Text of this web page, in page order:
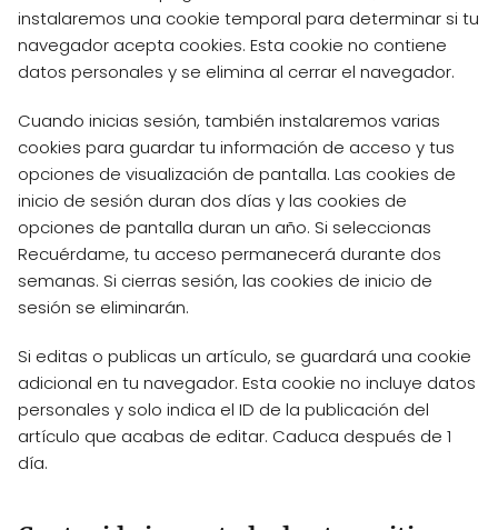
instalaremos una cookie temporal para determinar si tu
navegador acepta cookies. Esta cookie no contiene
datos personales y se elimina al cerrar el navegador.
Cuando inicias sesión, también instalaremos varias
cookies para guardar tu información de acceso y tus
opciones de visualización de pantalla. Las cookies de
inicio de sesión duran dos días y las cookies de
opciones de pantalla duran un año. Si seleccionas
Recuérdame, tu acceso permanecerá durante dos
semanas. Si cierras sesión, las cookies de inicio de
sesión se eliminarán.
Si editas o publicas un artículo, se guardará una cookie
adicional en tu navegador. Esta cookie no incluye datos
personales y solo indica el ID de la publicación del
artículo que acabas de editar. Caduca después de 1
día.